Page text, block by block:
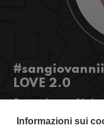
LOVE 2.0
anche in Italia le
#OkkinSu
Informazioni sui